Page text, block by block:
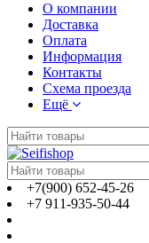
О компании
Доставка
Оплата
Информация
Контакты
Схема проезда
Ещё
+7(900) 652-45-26
+7 911-935-50-44